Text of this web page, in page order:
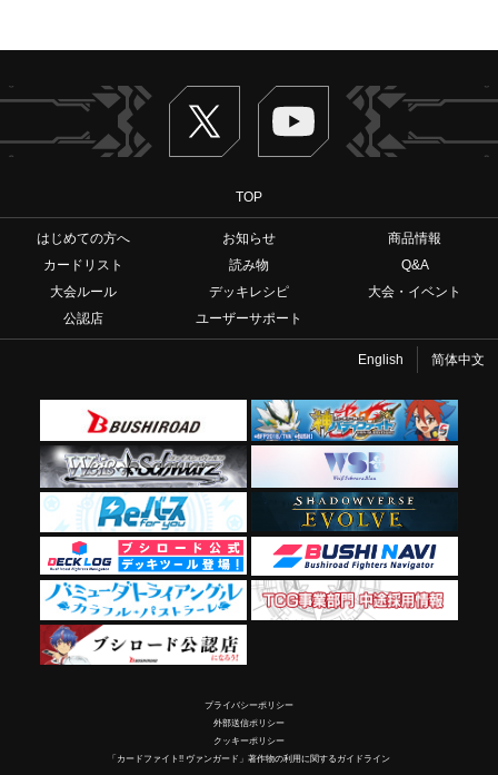
Twitter ヴァンガードch
TOP
はじめての方へ お知らせ
商品情報
カードリスト
読み物
Q&A
大会ルール
デッキレシピ
大会・イベント
公認店
ユーザーサポート
English 简体中文
プライバシーポリシー
外部送信ポリシー
クッキーポリシー
「カードファイト!! ヴァンガード」著作物の利用に関するガイドライン